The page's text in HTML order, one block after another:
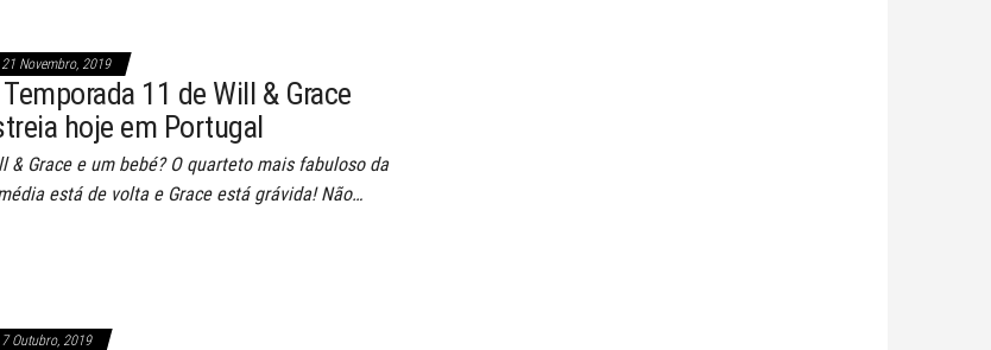
21 Novembro, 2019
Temporada 11 de Will & Grace
hoje em Portugal
& Grace e um bebé? O quarteto mais fabuloso da
está de volta e Grace está grávida! Não…
7 Outubro, 2019